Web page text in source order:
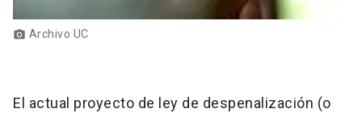
photo_camera Archivo UC
El actual proyecto de ley de despenalización (o